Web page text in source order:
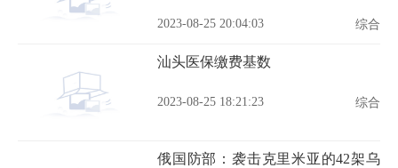
2023-08-25 20:04:03 综合
汕头医保缴费基数
2023-08-25 18:21:23 综合
俄国防部：袭击克里米亚的42架乌